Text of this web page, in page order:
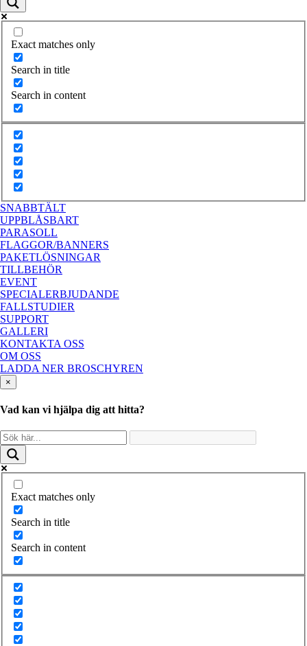
Exact matches only
Search in title
Search in content
SNABBTÄLT
UPPBLÅSBART
PARASOLL
FLAGGOR/BANNERS
PAKETLÖSNINGAR
TILLBEHÖR
EVENT
SPECIALERBJUDANDE
FALLSTUDIER
SUPPORT
GALLERI
KONTAKTA OSS
OM OSS
LADDA NER BROSCHYREN
×
Vad kan vi hjälpa dig att hitta?
Exact matches only
Search in title
Search in content